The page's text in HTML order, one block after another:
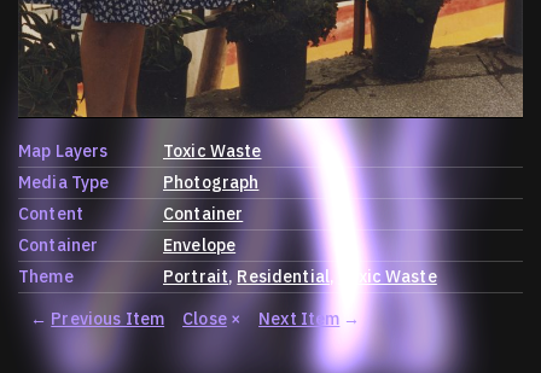
Map Layers
Toxic Waste
Media Type
Photograph
Content
Container
Container
Envelope
Theme
Portrait Residential
Toxic Waste
← Previous Item Close× Next Item →